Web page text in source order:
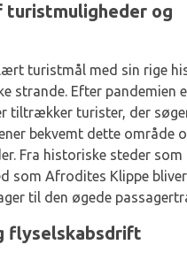
turistmuligheder og
turistmål med sin rige
strande. Efter pandemien
tiltrækker turister, der
bekvemt dette område
Fra historiske steder som
som Afrodites Klippe
til den øgede
flyselskabsdrift